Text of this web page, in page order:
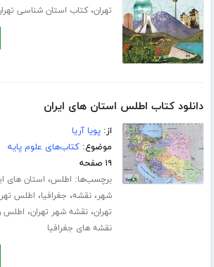
تهران،کتاب استان شناسی
دانلود کتاب اطلس استان های ایران
از:پویا آریا
موضوع:کتاب‌های علوم پایه
۱۹ صفحه
برچسب‌ها: اطلس، استان های
شهر،نقشه، جغرافیا، اطلس
تهران،نقشه شهر تهران، اطلس
نقشه های جغرافیا